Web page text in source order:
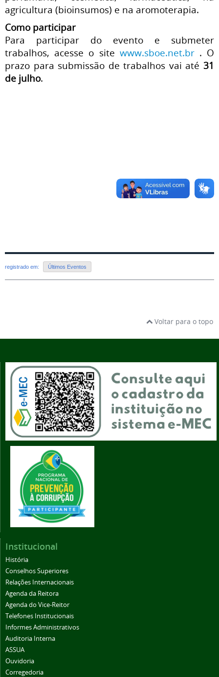
agricultura (bioinsumos) e na aromoterapia.
Como participar
Para participar do evento e submeter
trabalhos, acesse o site www.sboe.net.br. O
prazo para submissão de trabalhos vai até 31
de julho.
registrado em: Últimos Eventos
Voltar para o topo
Institucional
História
Conselhos Superiores
Relações Internacionais
Agenda da Reitora
Agenda do Vice-Reitor
Telefones Institucionais
Informes Administrativos
Auditoria Interna
ASSUA
Ouvidoria
Corregedoria